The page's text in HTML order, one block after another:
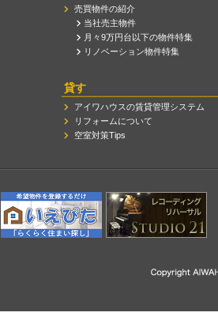
売買物件の紹介
当社売主物件
月々9万円台以下の物件特集
リノベーション物件特集
貸す
アイワハウスの賃貸管理システム
リフォームについて
空室対策Tips